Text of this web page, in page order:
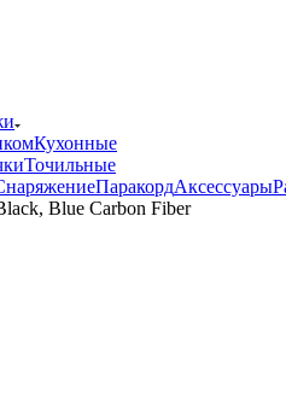
Кухонные
Точильные
ПаракордАксессуары
Blue Carbon Fiber